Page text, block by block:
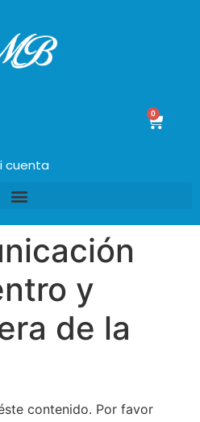
0
cuenta
y
de la
contenido. Por favor